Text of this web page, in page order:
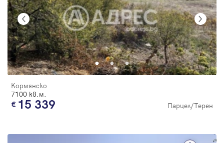
Кормянско
7100 кв.м.
15 339 Парцел/Терен